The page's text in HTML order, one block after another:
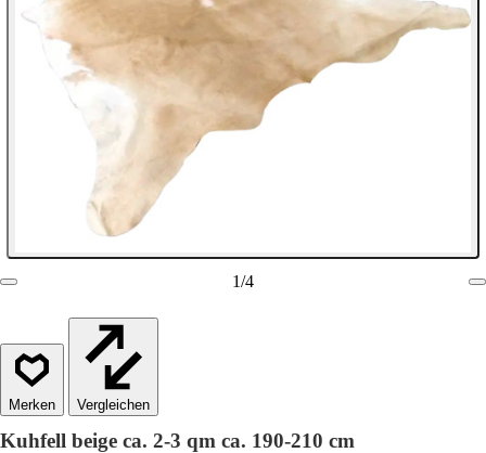
1/4
Vergleichen
Kuhfell beige ca. 2-3 qm ca. 190-210 cm